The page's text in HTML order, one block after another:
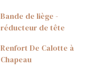
Bande de liège -
réducteur de tête
Renfort De Calotte à
Chapeau